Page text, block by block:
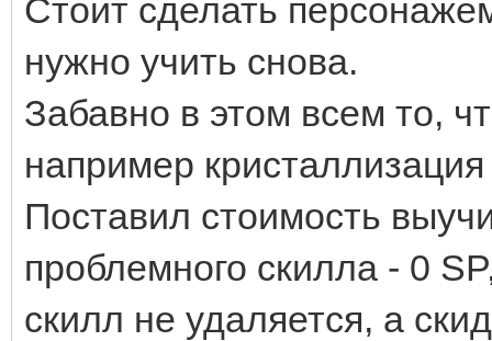
Стоит сделать
нужно учить снова.
Забавно в этом всем то,
например
Поставил стоимость
проблемного скилла - 0
скилл не удаляется, а